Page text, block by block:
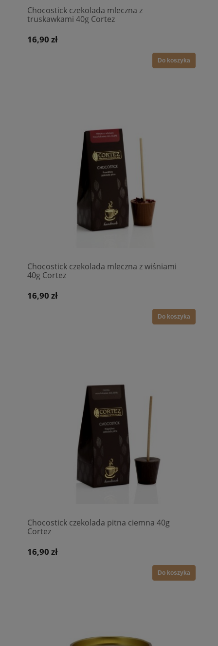
Chocostick czekolada mleczna z
truskawkami 40g Cortez
16,90 zł
Do koszyka
Chocostick czekolada mleczna z wiśniami
40g Cortez
16,90 zł
Do koszyka
Chocostick czekolada pitna ciemna 40g
Cortez
16,90 zł
Do koszyka